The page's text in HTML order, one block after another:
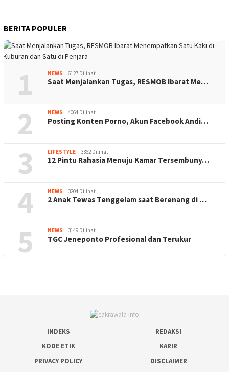
BERITA POPULER
1 NEWS 6127 Dilihat
Saat Menjalankan Tugas, RESMOB Ibarat Me…
2 NEWS 4064 Dilihat
Posting Konten Porno, Akun Facebook Andi…
3 LIFESTYLE 3362 Dilihat
12 Pintu Rahasia Menuju Kamar Tersembuny…
4 NEWS 3204 Dilihat
2 Anak Tewas Tenggelam saat Berenang di …
5 NEWS 3149 Dilihat
TGC Jeneponto Profesional dan Terukur
INDEKS
REDAKSI
KODE ETIK
KARIR
PRIVACY POLICY
DISCLAIMER